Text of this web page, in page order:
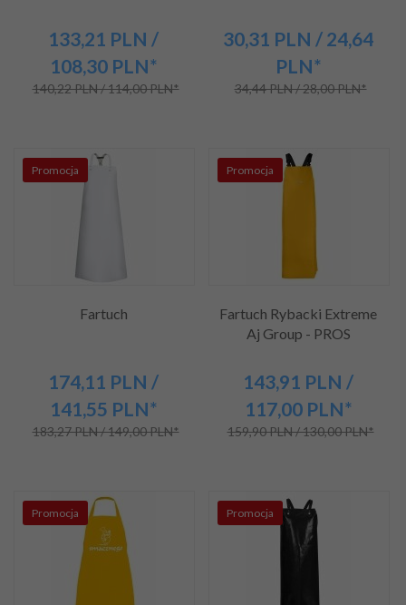
133,21 PLN /
108,30 PLN*
140,22 PLN / 114,00 PLN*
30,31 PLN / 24,64
PLN*
34,44 PLN / 28,00 PLN*
Promocja
Fartuch
174,11 PLN /
141,55 PLN*
183,27 PLN / 149,00 PLN*
Promocja
Fartuch Rybacki Extreme
Aj Group - PROS
143,91 PLN /
117,00 PLN*
159,90 PLN / 130,00 PLN*
Promocja Promocja